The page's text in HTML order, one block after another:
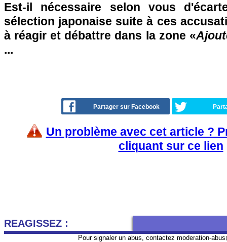
Est-il nécessaire selon vous
sélection japonaise suite à ces
à réagir et débattre dans la zone «
...
Partager sur Facebook
Un problème avec cet article ?
cliquant sur ce lien
REAGISSEZ :
Pour signaler un abus, contactez moderation-